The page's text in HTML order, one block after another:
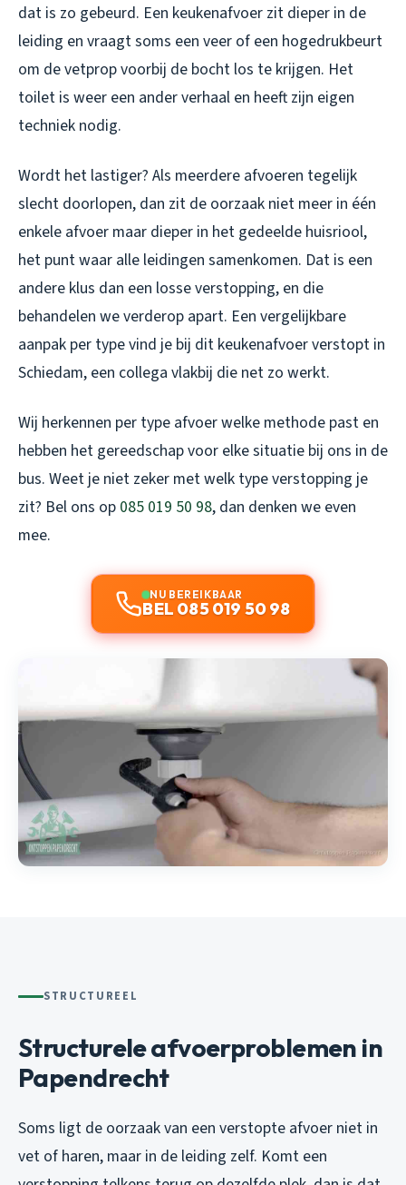
dat is zo gebeurd. Een keukenafvoer zit dieper in de
leiding en vraagt soms een veer of een hogedrukbeurt
om de vetprop voorbij de bocht los te krijgen. Het
toilet is weer een ander verhaal en heeft zijn eigen
techniek nodig.
Wordt het lastiger? Als meerdere afvoeren tegelijk
slecht doorlopen, dan zit de oorzaak niet meer in één
enkele afvoer maar dieper in het gedeelde huisriool,
het punt waar alle leidingen samenkomen. Dat is een
andere klus dan een losse verstopping, en die
behandelen we verderop apart. Een vergelijkbare
aanpak per type vind je bij dit keukenafvoer verstopt in
Schiedam, een collega vlakbij die net zo werkt.
Wij herkennen per type afvoer welke methode past en
hebben het gereedschap voor elke situatie bij ons in de
bus. Weet je niet zeker met welk type verstopping je
zit? Bel ons op 085 019 50 98, dan denken we even
mee.
NU BEREIKBAAR
BEL 085 019 50 98
STRUCTUREEL
Structurele afvoerproblemen in
Papendrecht
Soms ligt de oorzaak van een verstopte afvoer niet in
vet of haren, maar in de leiding zelf. Komt een